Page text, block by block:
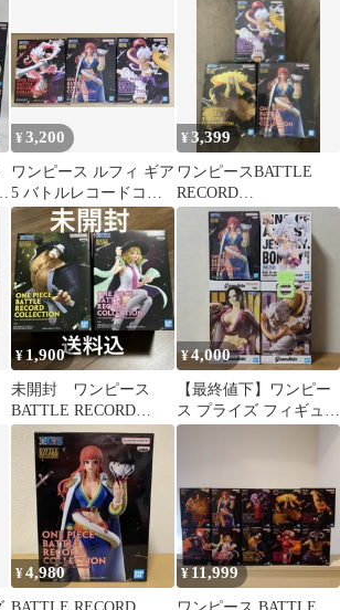
¥3,200
ワンピース ルフィ ギア
5 バトルレコードコレ
クション 3種セット
¥3,399
ワンピースBATTLE
RECORD
COLLECTION 3個セッ
¥1,900
未開封 ワンピース
BATTLE RECORD
COLLECTION 2種セッ
¥4,000
【最終値下】ワンピー
ス プライズ フィギュア
4点セット 8
¥4,980 ¥ 11,999